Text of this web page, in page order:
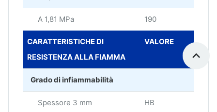
A 1,81 MPa 190
CARATTERISTICHE DI
RESISTENZA ALLA FIAMMA
VALORE
Grado di infiammabilità
Spessore 3 mm HB